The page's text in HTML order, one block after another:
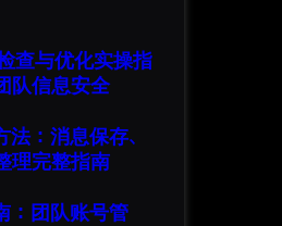
查与优化实操指
队信息安全
：消息保存、
理完整指南
：团队账号管